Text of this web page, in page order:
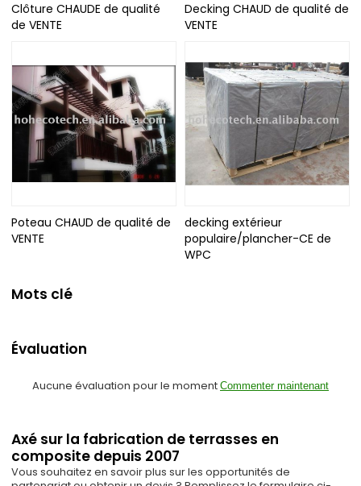
Clôture CHAUDE de qualité
de VENTE
Decking CHAUD de qualité de
VENTE
Poteau CHAUD de qualité de
VENTE
decking extérieur
populaire/plancher-CE de
WPC
Mots clé
Évaluation
Aucune évaluation pour le moment Commenter maintenant
Axé sur la fabrication de terrasses en
composite depuis 2007
Vous souhaitez en savoir plus sur les opportunités de